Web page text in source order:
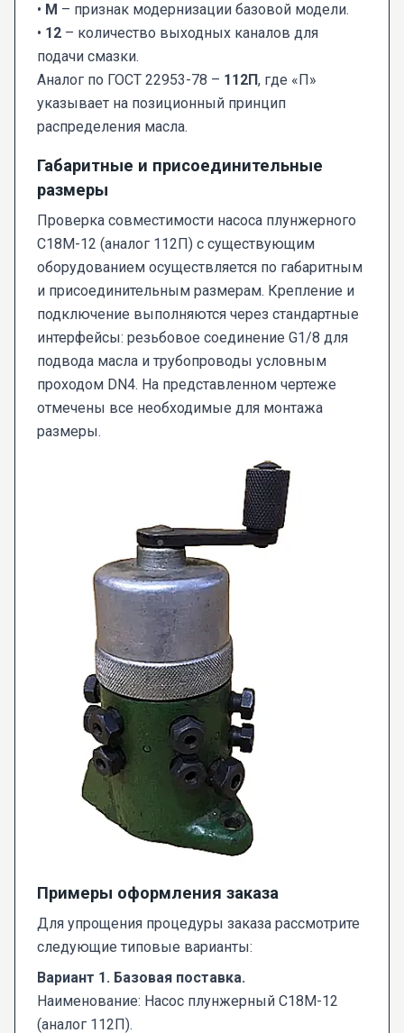
• М – признак модернизации базовой модели.
• 12 – количество выходных каналов для
подачи смазки.
Аналог по ГОСТ 22953-78 – 112П, где «П»
указывает на позиционный принцип
распределения масла.
Габаритные и присоединительные
размеры
Проверка совместимости насоса плунжерного
С18М-12 (аналог 112П) с существующим
оборудованием осуществляется по габаритным
и присоединительным размерам. Крепление и
подключение выполняются через стандартные
интерфейсы: резьбовое соединение G1/8 для
подвода масла и трубопроводы условным
проходом DN4. На представленном чертеже
отмечены все необходимые для монтажа
размеры.
Примеры оформления заказа
Для упрощения процедуры заказа рассмотрите
следующие типовые варианты:
Вариант 1. Базовая поставка.
Наименование: Насос плунжерный С18М-12
(аналог 112П).